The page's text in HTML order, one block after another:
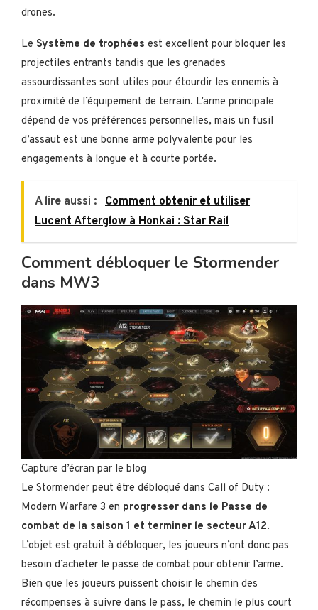
drones.
Le Système de trophées est excellent pour bloquer les
projectiles entrants tandis que les grenades
assourdissantes sont utiles pour étourdir les ennemis à
proximité de l’équipement de terrain. L’arme principale
dépend de vos préférences personnelles, mais un fusil
d’assaut est une bonne arme polyvalente pour les
engagements à longue et à courte portée.
A lire aussi :
Comment obtenir et utiliser
Lucent Afterglow à Honkai : Star Rail
Comment débloquer le Stormender
dans MW3
Capture d’écran par le blog
Le Stormender peut être débloqué dans Call of Duty :
Modern Warfare 3 en progresser dans le Passe de
combat de la saison 1 et terminer le secteur A12.
L’objet est gratuit à débloquer, les joueurs n’ont donc pas
besoin d’acheter le passe de combat pour obtenir l’arme.
Bien que les joueurs puissent choisir le chemin des
récompenses à suivre dans le pass, le chemin le plus court